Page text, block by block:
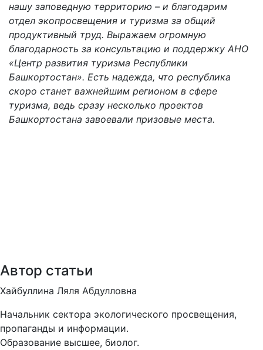
нашу заповедную территорию – и благодарим
отдел экопросвещения и туризма за общий
продуктивный труд. Выражаем огромную
благодарность за консультацию и поддержку АНО
«Центр развития туризма Республики
Башкортостан». Есть надежда, что республика
скоро станет важнейшим регионом в сфере
туризма, ведь сразу несколько проектов
Башкортостана завоевали призовые места.
Автор статьи
Хайбуллина Ляля Абдулловна
Начальник сектора экологического просвещения,
пропаганды и информации.
Образование высшее, биолог.